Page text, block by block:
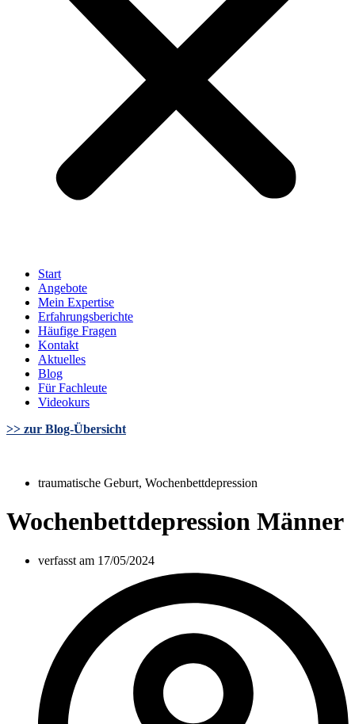
Start
Angebote
Mein Expertise
Erfahrungsberichte
Häufige Fragen
Kontakt
Aktuelles
Blog
Für Fachleute
Videokurs
>> zur Blog-Übersicht
traumatische Geburt, Wochenbettdepression
Wochenbettdepression Männer
verfasst am 17/05/2024